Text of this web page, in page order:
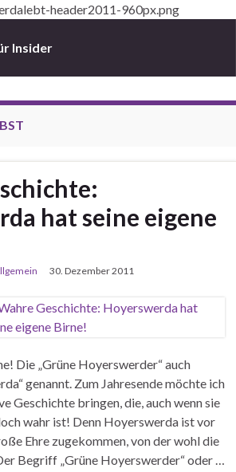
Insider
hat seine eigene
30. Dezember 2011
Die „Grüne Hoyerswerder“ auch
genannt. Zum Jahresende möchte ich
Geschichte bringen, die, auch wenn sie
wahr ist! Denn Hoyerswerda ist vor
Ehre zugekommen, von der wohl die
Begriff „Grüne Hoyerswerder“ oder …